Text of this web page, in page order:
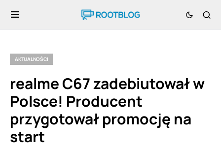
AKTUALNOŚCI
realme C67 zadebiutował w
Polsce! Producent
przygotował promocję na
start